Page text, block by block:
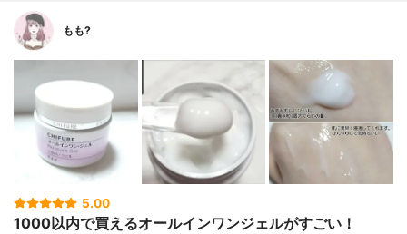
もも?
5.00
1000以内で買えるオールインワンジェルがすごい！